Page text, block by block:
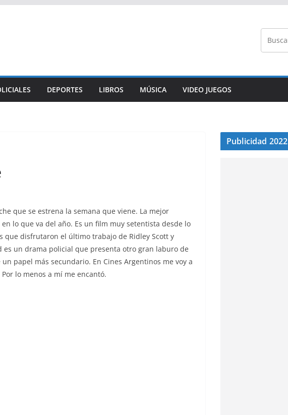
DEPORTES LIBROS MÚSICA VIDEO JUEGOS
que se estrena la semana que viene. La mejor
lo que va del año. Es un film muy setentista desde lo
que disfrutaron el último trabajo de Ridley Scott y
es un drama policial que presenta otro gran laburo de
papel más secundario. En Cines Argentinos me voy a
lo menos a mí me encantó.
Publicidad 2022